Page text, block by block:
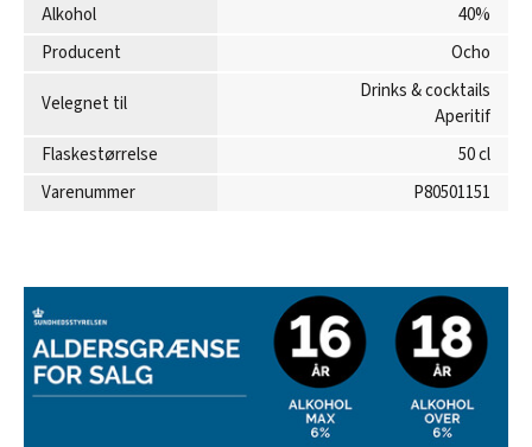
Alkohol
40%
Producent
Ocho
Velegnet til
Drinks & cocktails
Aperitif
Flaskestørrelse
50 cl
Varenummer
P80501151